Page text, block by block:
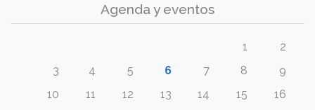
Agenda y eventos
1
2
3
4 5 6 7 8
9
10
11 12 13 14 15
16